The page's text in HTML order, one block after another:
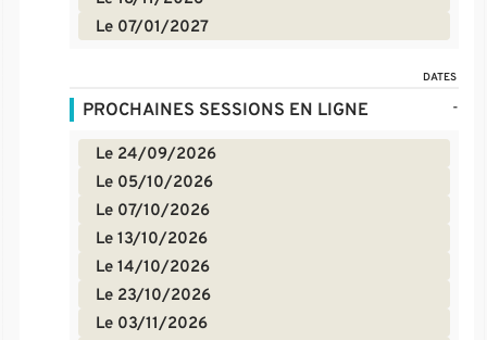
Le 07/01/2027
DATES
PROCHAINES SESSIONS EN LIGNE -
Le 24/09/2026
Le 05/10/2026
Le 07/10/2026
Le 13/10/2026
Le 14/10/2026
Le 23/10/2026
Le 03/11/2026